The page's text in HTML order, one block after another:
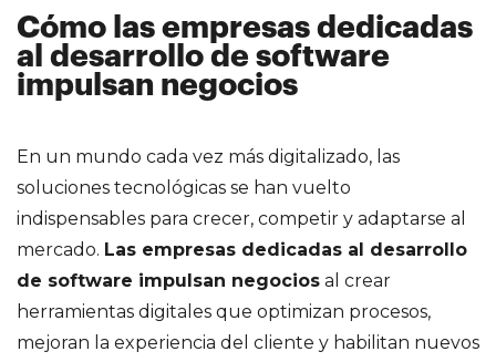
Cómo las empresas dedicadas
al desarrollo de software
impulsan negocios
En un mundo cada vez más digitalizado, las
soluciones tecnológicas se han vuelto
indispensables para crecer, competir y adaptarse al
mercado. Las empresas dedicadas al desarrollo
de software impulsan negocios al crear
herramientas digitales que optimizan procesos,
mejoran la experiencia del cliente y habilitan nuevos